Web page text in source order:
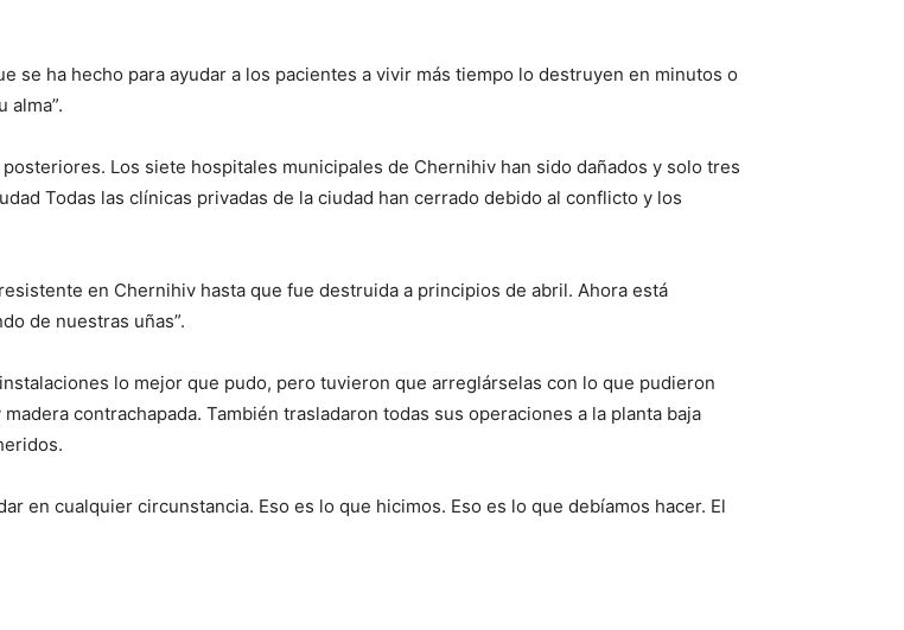
se ha hecho para ayudar a los pacientes a vivir más tiempo lo destruyen en minutos o
alma”.
Los siete hospitales municipales de Chernihiv han sido dañados y solo tres
Todas las clínicas privadas de la ciudad han cerrado debido al conflicto y los
en Chernihiv hasta que fue destruida a principios de abril. Ahora está
de nuestras uñas”.
lo mejor que pudo, pero tuvieron que arreglárselas con lo que pudieron
contrachapada. También trasladaron todas sus operaciones a la planta baja
en cualquier circunstancia. Eso es lo que hicimos. Eso es lo que debíamos hacer. El